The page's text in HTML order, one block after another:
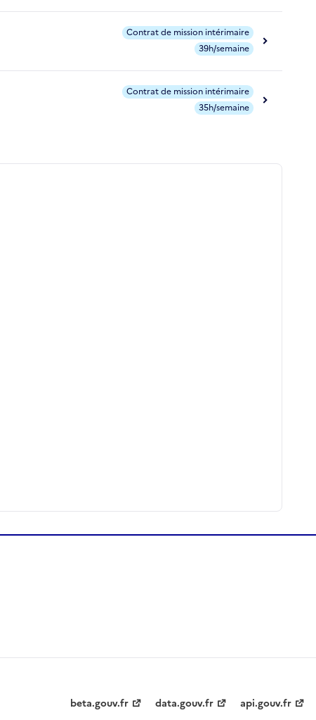
Contrat de mission intérimaire
39h/semaine
Contrat de mission intérimaire
35h/semaine
beta.gouv.fr data.gouv.fr api.gouv.fr